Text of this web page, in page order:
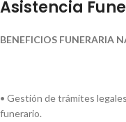
Asistencia
BENEFICIOS FUNERARIA
• Gestión de trámites
funerario.